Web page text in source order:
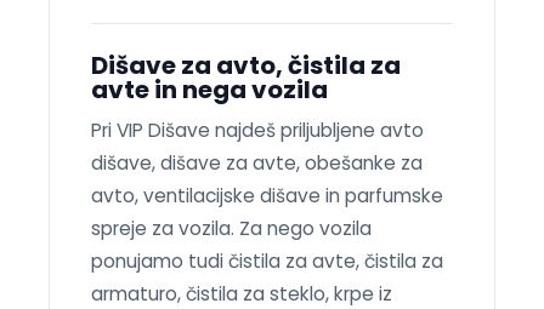
Dišave za avto, čistila za
avte in nega vozila
Pri VIP Dišave najdeš priljubljene avto
dišave, dišave za avte, obešanke za
avto, ventilacijske dišave in parfumske
spreje za vozila. Za nego vozila
ponujamo tudi čistila za avte, čistila za
armaturo, čistila za steklo, krpe iz